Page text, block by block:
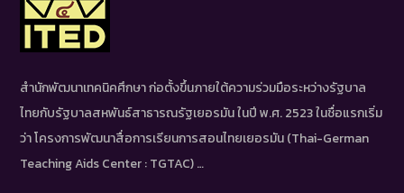
สำนักพัฒนาเทคนิคศึกษา ก่อตั้งขึ้นภายใต้ความร่วมมือระหว่างรัฐบาล
ไทยกับรัฐบาลสหพันธ์สาธารณรัฐเยอรมัน ในปี พ.ศ. 2523 ในชื่อแรกเริ่ม
ว่า โครงการพัฒนาสื่อการเรียนการสอนไทยเยอรมัน (Thai-German
Teaching Aids Center : TGTAC) …